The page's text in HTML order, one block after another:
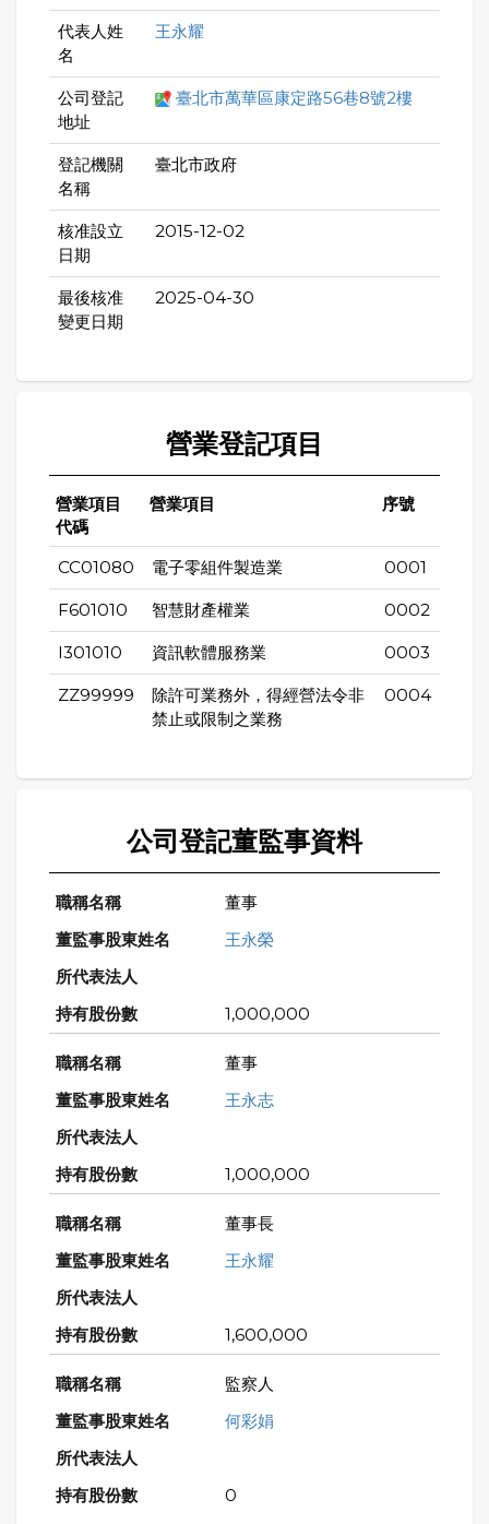
代表人姓
名
王永耀
公司登記
地址
臺北市萬華區康定路56巷8號2樓
登記機關
名稱
臺北市政府
核准設立
日期
2015-12-02
最後核准
變更日期
2025-04-30
營業登記項目
營業項目
代碼
營業項目 序號
CC01080 電子零組件製造業 0001
F601010 智慧財產權業 0002
I301010 資訊軟體服務業 0003
ZZ99999
除許可業務外，得經營法令非
禁止或限制之業務
0004
公司登記董監事資料
董事
王永榮
1,000,000
董事
王永志
1,000,000
董事長
王永耀
1,600,000
監察人
何彩娟
0